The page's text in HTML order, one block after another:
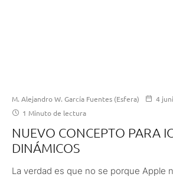
M. Alejandro W. García Fuentes (Esfera)
4
1 Minuto de lectura
NUEVO CONCEPTO PARA
DINÁMICOS
La verdad es que no se porque Apple